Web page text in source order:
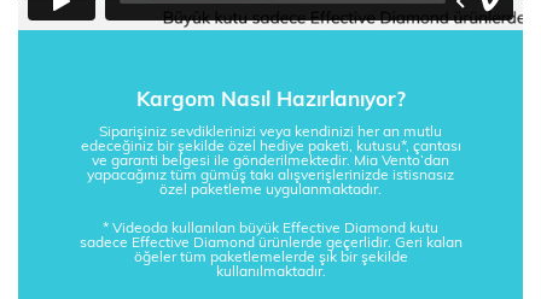
Kargom Nasıl Hazırlanıyor?
Siparişiniz sevdiklerinizi veya kendinizi her an mutlu
edeceğiniz bir şekilde özel hediye paketi, kutusu*, çantası
ve garanti belgesi ile gönderilmektedir. Mia Vento’dan
yapacağınız tüm gümüş takı alışverişlerinizde istisnasız
özel paketleme uygulanmaktadır.
* Videoda kullanılan büyük Effective Diamond kutu
sadece Effective Diamond ürünlerde geçerlidir. Geri kalan
öğeler tüm paketlemelerde şık bir şekilde
kullanılmaktadır.